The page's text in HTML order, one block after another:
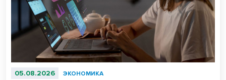
05.08.2026 ЭКОНОМИКА